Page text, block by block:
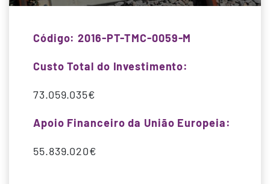
Código: 2016-PT-TMC-0059-M
Custo Total do Investimento:
73.059.035€
Apoio Financeiro da União Europeia:
55.839.020€